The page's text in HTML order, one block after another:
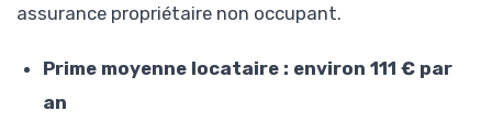
assurance propriétaire non occupant.
Prime moyenne locataire : environ 111 € par
an